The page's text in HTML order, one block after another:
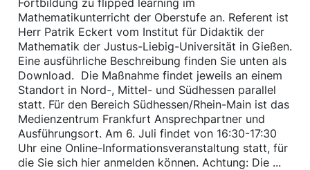
Fortbildung zu flipped learning im
Mathematikunterricht der Oberstufe an. Referent ist
Herr Patrik Eckert vom Institut für Didaktik der
Mathematik der Justus-Liebig-Universität in Gießen.
Eine ausführliche Beschreibung finden Sie unten als
Download. Die Maßnahme findet jeweils an einem
Standort in Nord-, Mittel- und Südhessen parallel
statt. Für den Bereich Südhessen/Rhein-Main ist das
Medienzentrum Frankfurt Ansprechpartner und
Ausführungsort. Am 6. Juli findet von 16:30-17:30
Uhr eine Online-Informationsveranstaltung statt, für
die Sie sich hier anmelden können. Achtung: Die ...